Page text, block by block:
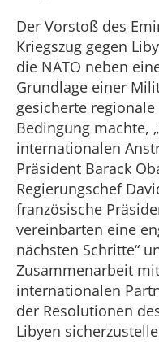
Der Vorstoß des
Kriegszug gegen
die NATO neben
Grundlage einer
gesicherte
Bedingung machte,
internationalen
Präsident Barack
Regierungschef
französische
vereinbarten eine
nächsten Schritte“
Zusammenarbeit
internationalen
der Resolutionen
Libyen